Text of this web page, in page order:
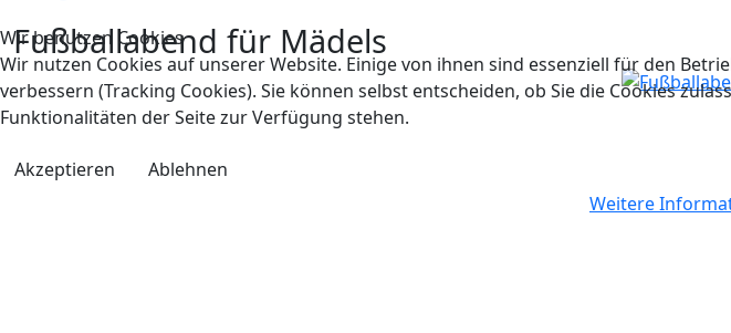
Fußballabend für Mädels
Wir benutzen Cookies
Wir nutzen Cookies auf unserer Website. Einige von ihnen sind essenziell für den
verbessern (Tracking Cookies). Sie können selbst entscheiden, ob Sie die Cookies
Funktionalitäten der Seite zur Verfügung stehen.
Akzeptieren
Ablehnen
Weitere